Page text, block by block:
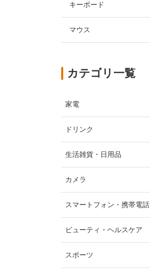
キーボード
マウス
カテゴリ一覧
家電
ドリンク
生活雑貨・日用品
カメラ
スマートフォン・携帯電話
ビューティ・ヘルスケア
スポーツ